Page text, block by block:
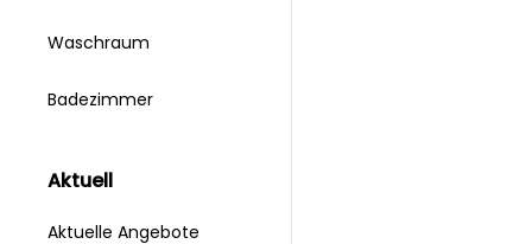
Waschraum
Badezimmer
aktuell
Aktuelle Angebote